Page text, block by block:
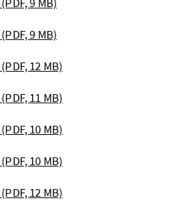
(PDF, 9 MB)
(PDF, 12 MB)
(PDF, 11 MB)
(PDF, 10 MB)
(PDF, 10 MB)
(PDF, 12 MB)